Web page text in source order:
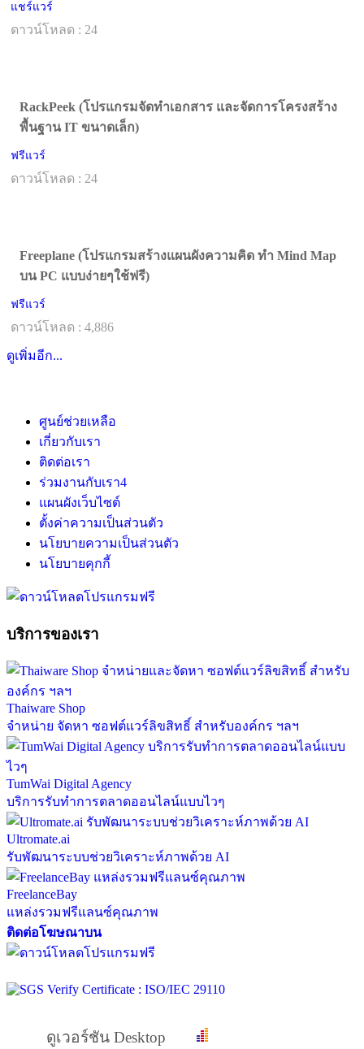
แชร์แวร์
ดาวน์โหลด : 24
RackPeek (โปรแกรมจัดทำเอกสาร และจัดการโครงสร้าง
พื้นฐาน IT ขนาดเล็ก)
ฟรีแวร์
ดาวน์โหลด : 24
Freeplane (โปรแกรมสร้างแผนผังความคิด ทำ Mind Map
บน PC แบบง่ายๆใช้ฟรี)
ฟรีแวร์
ดาวน์โหลด : 4,886
ดูเพิ่มอีก...
ศูนย์ช่วยเหลือ
เกี่ยวกับเรา
ติดต่อเรา
ร่วมงานกับเรา4
แผนผังเว็บไซต์
ตั้งค่าความเป็นส่วนตัว
นโยบายความเป็นส่วนตัว
นโยบายคุกกี้
บริการของเรา
Thaiware Shop
จำหน่าย จัดหา ซอฟต์แวร์ลิขสิทธิ์ สำหรับองค์กร ฯลฯ
TumWai Digital Agency
บริการรับทำการตลาดออนไลน์แบบไวๆ
Ultromate.ai
รับพัฒนาระบบช่วยวิเคราะห์ภาพด้วย AI
FreelanceBay
แหล่งรวมฟรีแลนซ์คุณภาพ
ติดต่อโฆษณาบน
ดูเวอร์ชัน Desktop